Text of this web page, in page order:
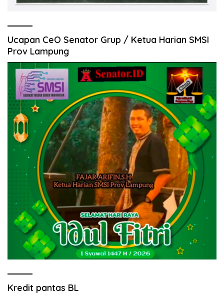
Ucapan CeO Senator Grup / Ketua Harian SMSI
Prov Lampung
Kredit pantas BL